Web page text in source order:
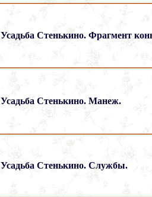
Усадьба Стенькино. Фрагмент
Усадьба Стенькино. Манеж.
Усадьба Стенькино. Службы.